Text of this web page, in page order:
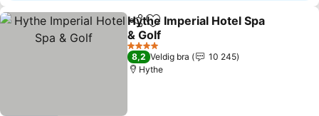
Del Legg til i favoritter
Hythe Imperial Hotel Spa
& Golf
Se priser
4 Stjerner
8,2 Veldig bra
10 245
Hythe